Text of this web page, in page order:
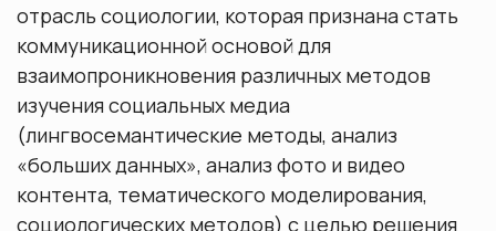
отрасль социологии, которая признана стать
коммуникационной основой для
взаимопроникновения различных методов
изучения социальных медиа
(лингвосемантические методы, анализ
«больших данных», анализ фото и видео
контента, тематического моделирования,
социологических методов) с целью решения